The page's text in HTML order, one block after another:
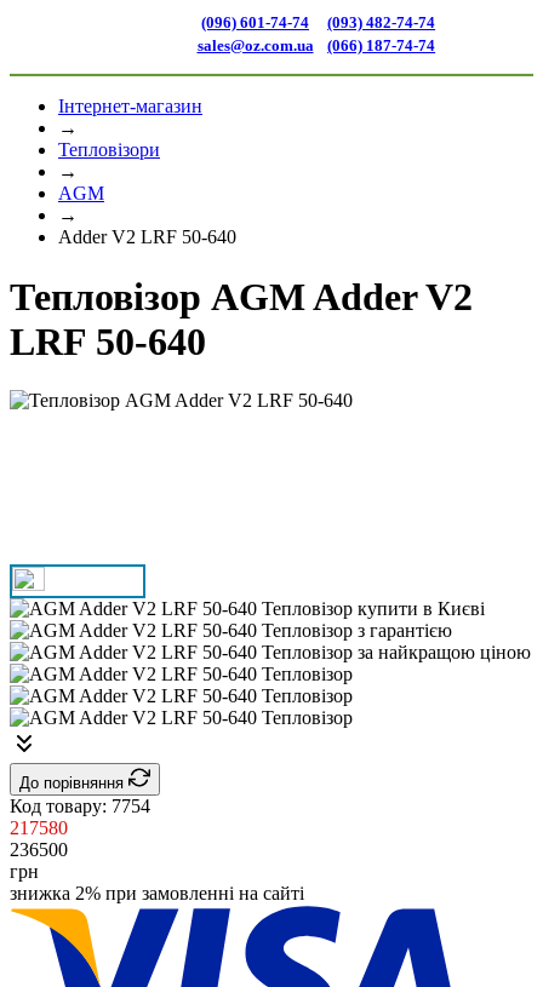
(096) 601-74-74
sales@oz.com.ua
(093) 482-74-74
(066) 187-74-74
Інтернет-магазин
→
Тепловізори
→
AGM
→
Adder V2 LRF 50-640
Тепловізор AGM Adder V2
LRF 50-640
До порівняння
Код товару: 7754
217580
236500
грн
знижка 2% при замовленні на сайті